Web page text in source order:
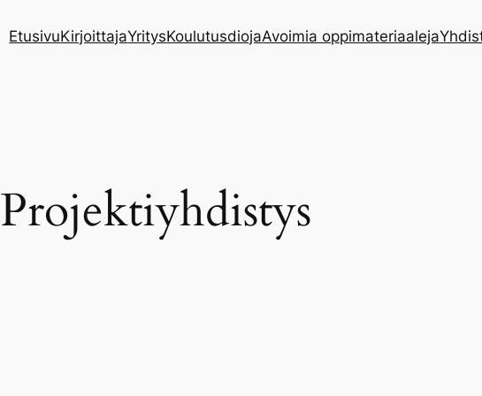
EtusivuKirjoittajaYritysKoulutusdiojaAvoimia oppimateriaaleja
Projektiyhdistys